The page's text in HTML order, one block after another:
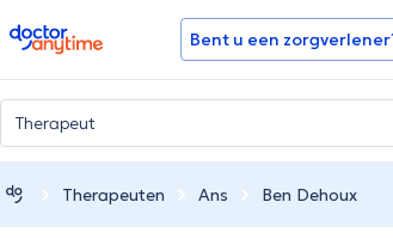
doctoranytime Bent u een
Therapeuten Ans Ben Dehoux